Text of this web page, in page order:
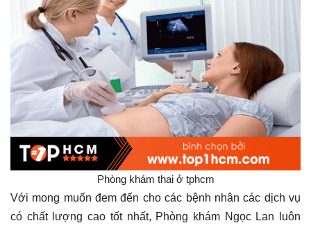
Phòng khám thai ở tphcm
Với mong muốn đem đến cho các bệnh nhân các dịch vụ
có chất lượng cao tốt nhất, Phòng khám Ngọc Lan luôn